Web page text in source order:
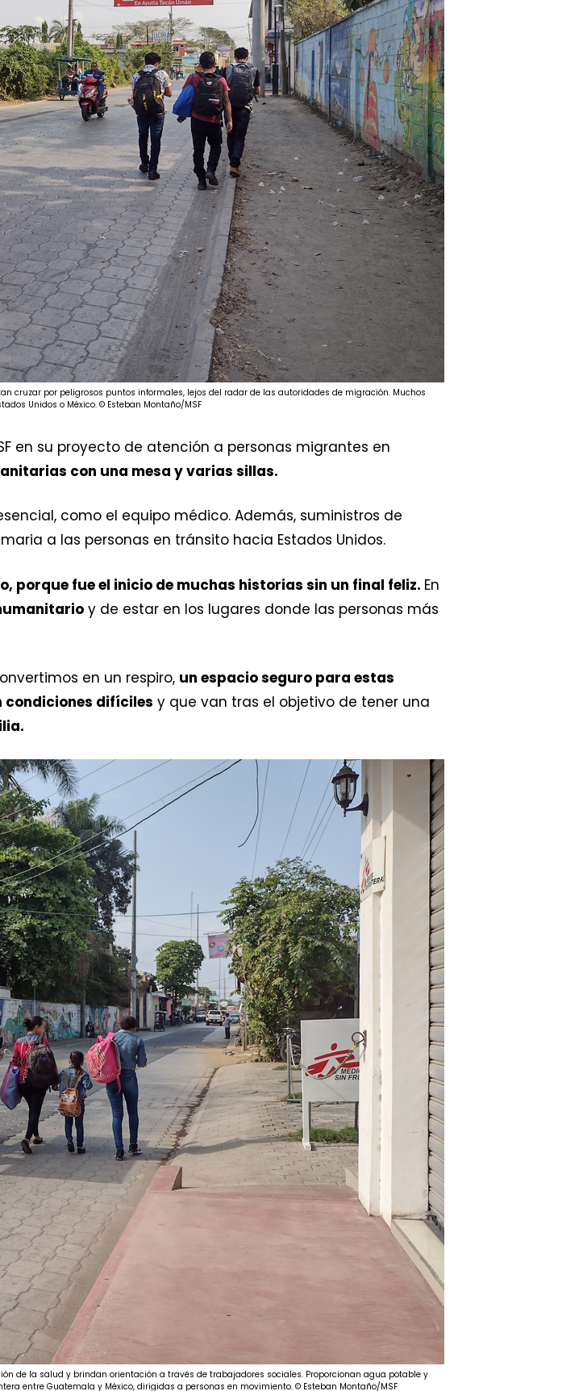
cruzar por peligrosos puntos informales, lejos del radar de las autoridades de migración. Muchos
Unidos o México. © Esteban Montaño/MSF
en su proyecto de atención a personas migrantes en
con una mesa y varias sillas.
como el equipo médico. Además, suministros de
a las personas en tránsito hacia Estados Unidos.
porque fue el inicio de muchas historias sin un final feliz. En
y de estar en los lugares donde las personas más
en un respiro, un espacio seguro para estas
condiciones difíciles y que van tras el objetivo de tener una
de la salud y brindan orientación a través de trabajadores sociales. Proporcionan agua potable y
entre Guatemala y México, dirigidas a personas en movimiento. © Esteban Montaño/MSF